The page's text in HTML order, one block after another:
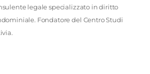
legale specializzato in diritto
Fondatore del Centro Studi